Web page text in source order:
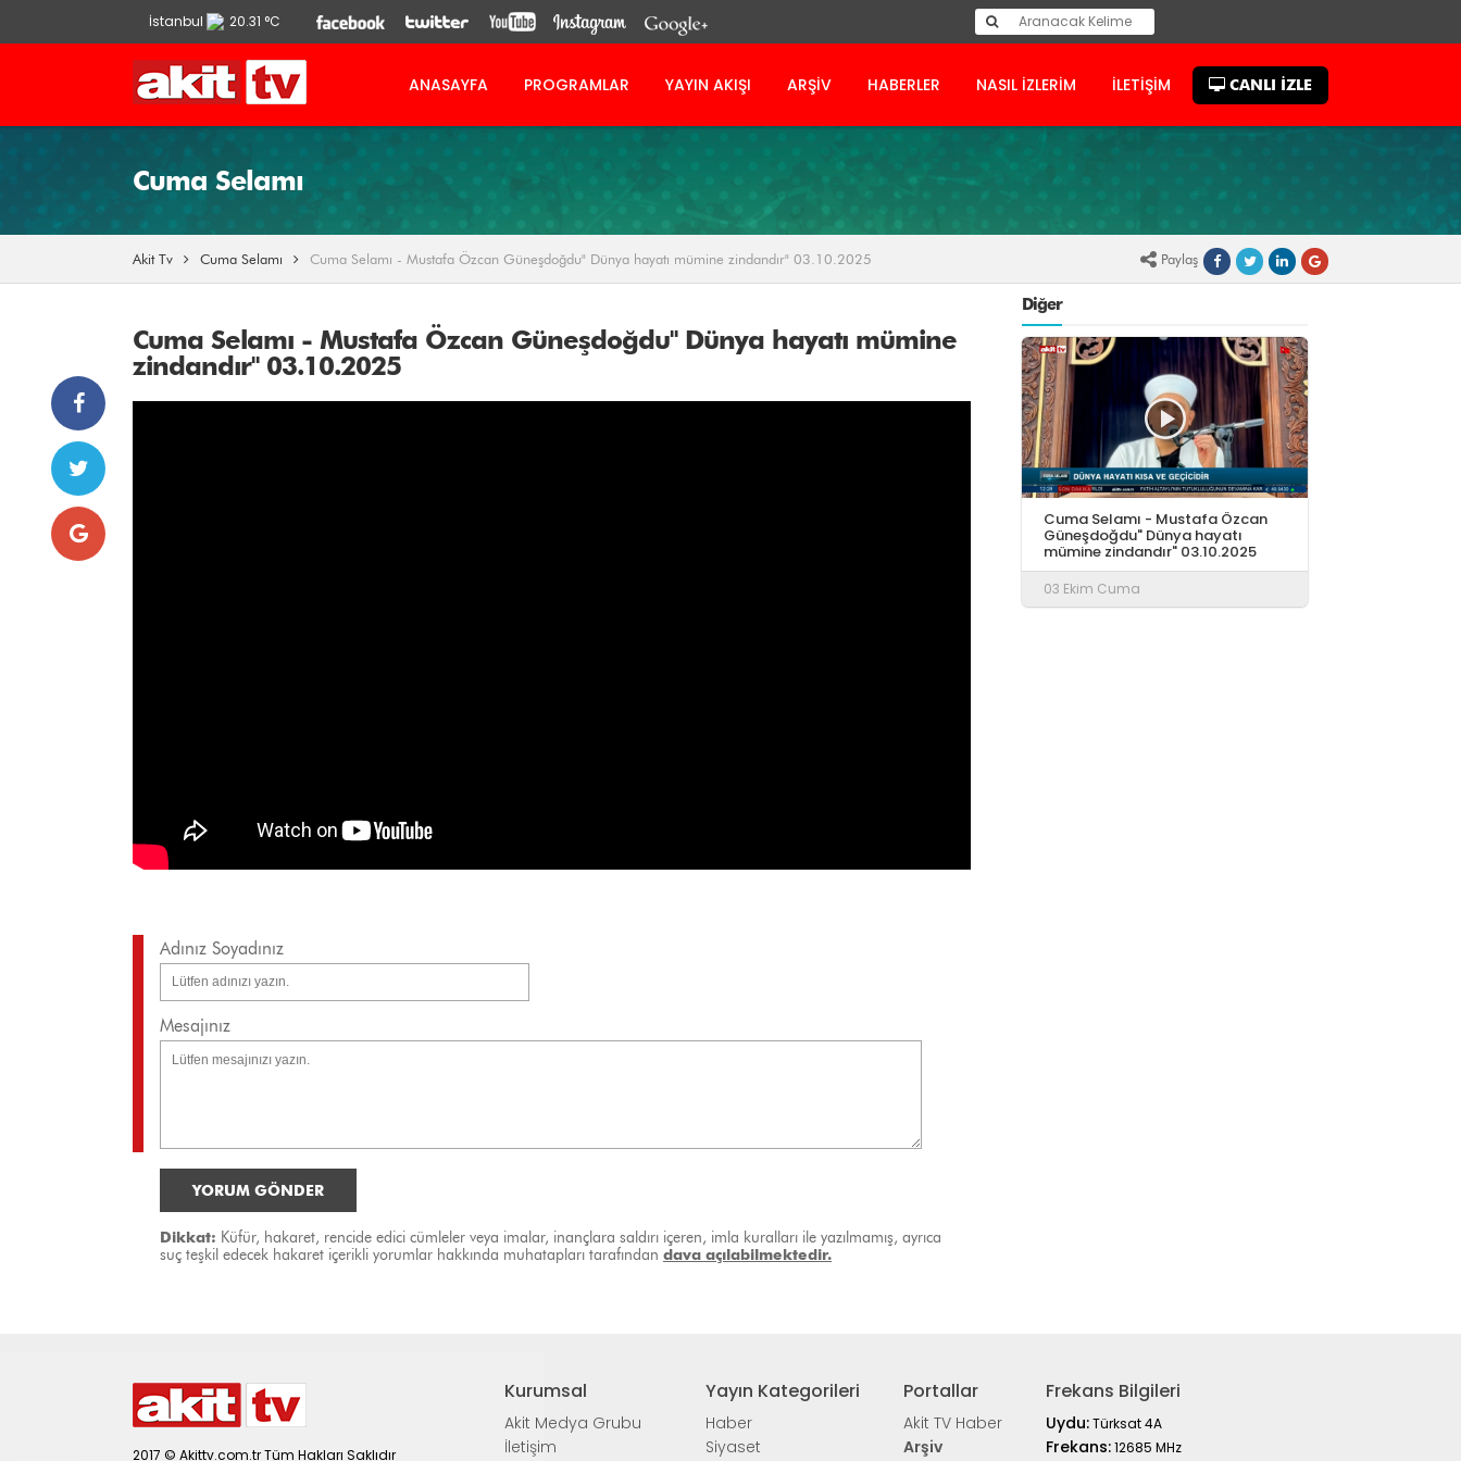
İstanbul 20.31 °C
Ankara 13.9 °C
İzmir 21.86 °C
ANASAYFA PROGRAMLAR YAYIN AKIŞI ARŞİV HABERLER NASIL İZLERİM İLETİŞİM CANLI İZLE
Cuma Selamı
Akit Tv Cuma Selamı Cuma Selamı - Mustafa Özcan Güneşdoğdu" Dünya hayatı mümine zindandır" 03.10.2025 Paylaş
Cuma Selamı - Mustafa Özcan Güneşdoğdu" Dünya hayatı mümine
zindandır" 03.10.2025
Adınız Soyadınız
Mesajınız
YORUM GÖNDER
Dikkat: Küfür, hakaret, rencide edici cümleler veya imalar, inançlara saldırı içeren, imla kuralları ile yazılmamış, ayrıca
suç teşkil edecek hakaret içerikli yorumlar hakkında muhatapları tarafından dava açılabilmektedir.
Diğer
Cuma Selamı - Mustafa Özcan
Güneşdoğdu" Dünya hayatı
mümine zindandır" 03.10.2025
03 Ekim Cuma
2017 © Akittv.com.tr Tüm Hakları Saklıdır
Kurumsal
Akit Medya Grubu
İletişim
Yayın Kategorileri
Haber
Siyaset
Portallar
Akit TV Haber
Arşiv
Frekans Bilgileri
Uydu:Türksat 4A
Frekans:12685 MHz